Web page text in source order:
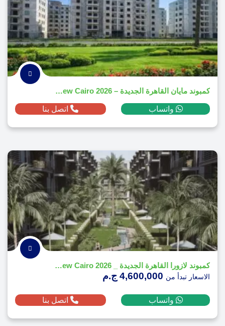
​كمبوند مايان القاهرة الجديدة – Mayan New Cairo 2026
واتساب اتصل بنا
كمبوند لازورا القاهرة الجديدة _ Lazura New Cairo 2026
الاسعار تبدأ من
واتساب اتصل بنا